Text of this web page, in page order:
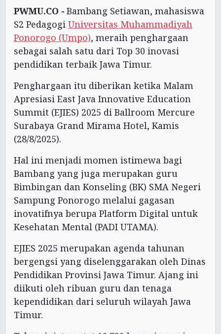
PWMU.CO - Bambang Setiawan, mahasiswa
S2 Pedagogi Universitas Muhammadiyah
Ponorogo (Umpo), meraih penghargaan
sebagai salah satu dari Top 30 inovasi
pendidikan terbaik Jawa Timur.
Penghargaan itu diberikan ketika Malam
Apresiasi East Java Innovative Education
Summit (EJIES) 2025 di Ballroom Mercure
Surabaya Grand Mirama Hotel, Kamis
(28/8/2025).
Hal ini menjadi momen istimewa bagi
Bambang yang juga merupakan guru
Bimbingan dan Konseling (BK) SMA Negeri
Sampung Ponorogo melalui gagasan
inovatifnya berupa Platform Digital untuk
Kesehatan Mental (PADI UTAMA).
EJIES 2025 merupakan agenda tahunan
bergengsi yang diselenggarakan oleh Dinas
Pendidikan Provinsi Jawa Timur. Ajang ini
diikuti oleh ribuan guru dan tenaga
kependidikan dari seluruh wilayah Jawa
Timur.